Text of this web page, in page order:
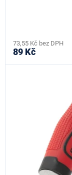
73,55 Kč bez DPH
89 Kč